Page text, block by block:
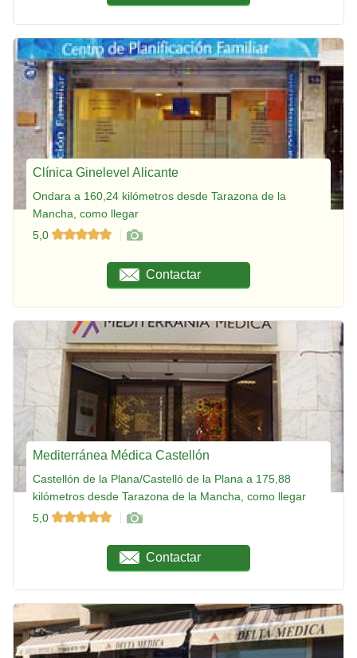
Clínica Ginelevel Alicante
Ondara a 160,24 kilómetros desde Tarazona de la
Mancha, como llegar
5,0
Contactar
Mediterránea Médica Castellón
Castellón de la Plana/Castelló de la Plana a 175,88
kilómetros desde Tarazona de la Mancha, como llegar
5,0
Contactar